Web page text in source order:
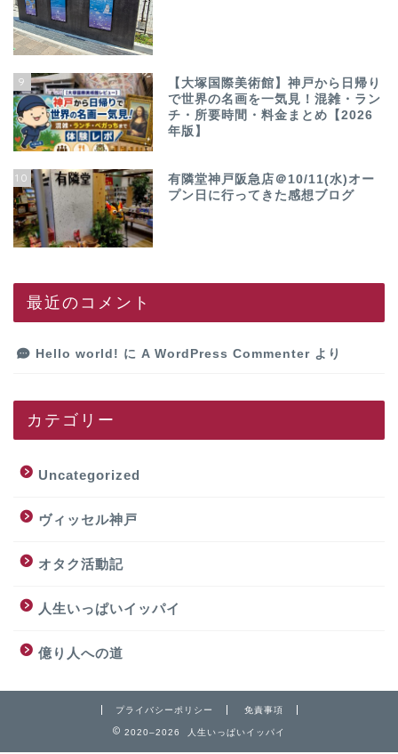
9
【大塚国際美術館】神戸から日帰り
で世界の名画を一気見！混雑・ラン
チ・所要時間・料金まとめ【2026
年版】
10
有隣堂神戸阪急店＠10/11(水)オー
プン日に行ってきた感想ブログ
最近のコメント
Hello world! に A WordPress Commenter より
カテゴリー
Uncategorized
ヴィッセル神戸
オタク活動記
人生いっぱいイッパイ
億り人への道
プライバシーポリシー 免責事項
2020–2026 人生いっぱいイッパイ